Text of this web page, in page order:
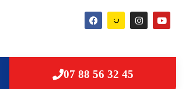
07 88 56 32 45